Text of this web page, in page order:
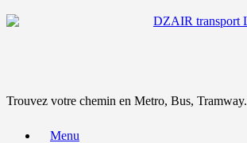
Trouvez votre chemin en Metro, Bus, Tramway.
Menu